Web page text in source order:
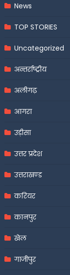
News
TOP STORIES
Uncategorized
अन्तर्राष्ट्रीय
अलीगढ़
आगरा
उड़ीसा
उत्तर प्रदेश
उत्तराखण्ड
करियर
कानपुर
खेल
गाजीपुर